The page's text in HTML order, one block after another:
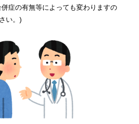
症の有無等によっても変わりますの
い。)